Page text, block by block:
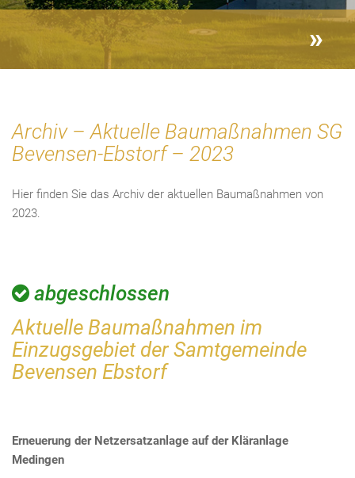
Archiv – Aktuelle Baumaßnahmen SG
Bevensen-Ebstorf – 2023
Hier finden Sie das Archiv der aktuellen Baumaßnahmen von
2023.
abgeschlossen
Aktuelle Baumaßnahmen im
Einzugsgebiet der Samtgemeinde
Bevensen Ebstorf
Erneuerung der Netzersatzanlage auf der Kläranlage
Medingen